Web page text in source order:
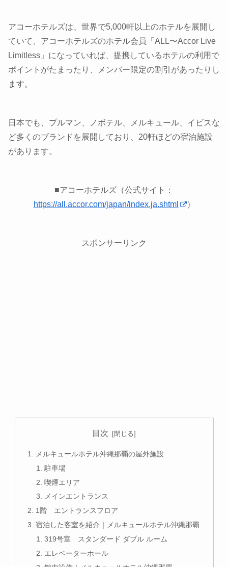
アコーホテルズは、世界で5,000軒以上のホテルを展開し
ていて、アコーホテルズのホテル会員「ALL〜Accor Live
Limitless」になっていれば、提携しているホテルの利用で
ポイントがたまったり、メンバー限定の割引があったりし
ます。
日本でも、プルマン、ノボテル、メルキュール、イビスな
ど多くのブランドを展開しており、20軒ほどの宿泊施設
があります。
■アコーホテルズ（公式サイト：
https://all.accor.com/japan/index.ja.shtml
）
スポンサーリンク
目次
メルキュールホテル沖縄那覇の屋外施設
駐車場
喫煙エリア
メインエントランス
1階 エントランスフロア
宿泊した客室を紹介｜メルキュールホテル沖縄那覇
319号室 スタンダード ダブル ルーム
エレベーターホール